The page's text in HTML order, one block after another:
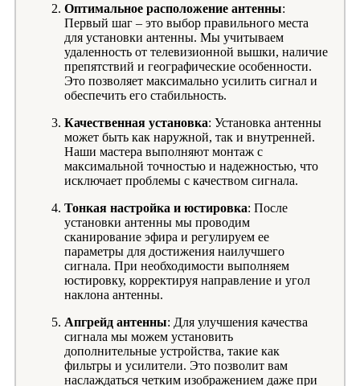
Оптимальное расположение антенны:
Первый шаг – это выбор правильного места
для установки антенны. Мы учитываем
удаленность от телевизионной вышки, наличие
препятствий и географические особенности.
Это позволяет максимально усилить сигнал и
обеспечить его стабильность.
Качественная установка: Установка антенны
может быть как наружной, так и внутренней.
Наши мастера выполняют монтаж с
максимальной точностью и надежностью, что
исключает проблемы с качеством сигнала.
Тонкая настройка и юстировка: После
установки антенны мы проводим
сканирование эфира и регулируем ее
параметры для достижения наилучшего
сигнала. При необходимости выполняем
юстировку, корректируя направление и угол
наклона антенны.
Апгрейд антенны: Для улучшения качества
сигнала мы можем установить
дополнительные устройства, такие как
фильтры и усилители. Это позволит вам
наслаждаться четким изображением даже при